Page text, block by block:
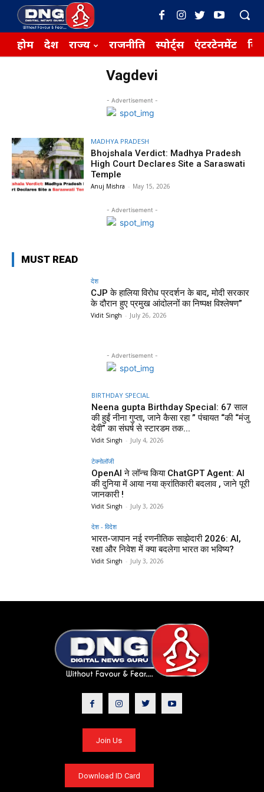
होम देश राज्य राजनीति स्पोर्ट्स एंटरटेनमेंट
Vagdevi
- Advertisement -
MADHYA PRADESH
Bhojshala Verdict: Madhya Pradesh
High Court Declares Site a Saraswati
Temple
Anuj Mishra - May 15, 2026
- Advertisement -
MUST READ
देश
CJP के हालिया विरोध प्रदर्शन के बाद, मोदी सरकार
के दौरान हुए प्रमुख आंदोलनों का निष्पक्ष विश्लेषण”
Vidit Singh - July 26, 2026
- Advertisement -
BIRTHDAY SPECIAL
Neena gupta Birthday Special: 67 साल
की हुईं नीना गुप्ता, जाने कैसा रहा ” पंचायत “की “मंजु
देवी” का संघर्ष से स्टारडम तक...
Vidit Singh - July 4, 2026
टेक्नोलॉजी
OpenAI ने लॉन्च किया ChatGPT Agent: AI
की दुनिया में आया नया क्रांतिकारी बदलाव , जाने पूरी
जानकारी !
Vidit Singh - July 3, 2026
देश - विदेश
भारत-जापान नई रणनीतिक साझेदारी 2026: AI,
रक्षा और निवेश में क्या बदलेगा भारत का भविष्य?
Vidit Singh - July 3, 2026
Join Us
Download ID Card